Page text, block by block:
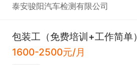
泰安骏阳汽车检测有限公司
包装工（免费培训+工作简单）
1600-2500元/月